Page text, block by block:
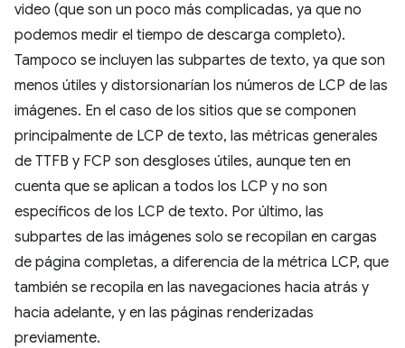
video (que son un poco más complicadas, ya que no
podemos medir el tiempo de descarga completo).
Tampoco se incluyen las subpartes de texto, ya que son
menos útiles y distorsionarían los números de LCP de las
imágenes. En el caso de los sitios que se componen
principalmente de LCP de texto, las métricas generales
de TTFB y FCP son desgloses útiles, aunque ten en
cuenta que se aplican a todos los LCP y no son
específicos de los LCP de texto. Por último, las
subpartes de las imágenes solo se recopilan en cargas
de página completas, a diferencia de la métrica LCP, que
también se recopila en las navegaciones hacia atrás y
hacia adelante, y en las páginas renderizadas
previamente.